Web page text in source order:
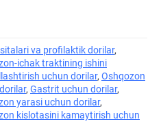
va profilaktik dorilar,
ichak traktining ishini
uchun dorilar, Oshqozon
, Gastrit uchun dorilar,
yarasi uchun dorilar,
kislotasini kamaytirish uchun